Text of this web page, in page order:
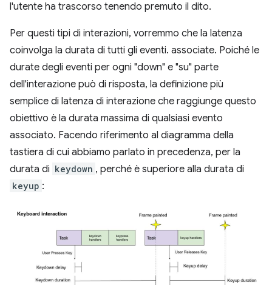
l'utente ha trascorso tenendo premuto il dito.
Per questi tipi di interazioni, vorremmo che la latenza
coinvolga la durata di tutti gli eventi. associate. Poiché le
durate degli eventi per ogni "down" e "su" parte
dell'interazione può di risposta, la definizione più
semplice di latenza di interazione che raggiunge questo
obiettivo è la durata massima di qualsiasi evento
associato. Facendo riferimento al diagramma della
tastiera di cui abbiamo parlato in precedenza, per la
durata di keydown , perché è superiore alla durata di
keyup :